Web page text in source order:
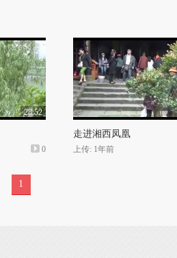
28:52
0
走进湘西凤凰
上传: 1年前
1